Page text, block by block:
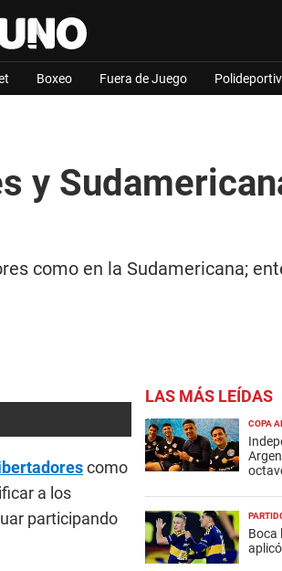
Boxeo Fuera de Juego
y
como en la Sudamericana;
como
a los
participando
LAS MÁS LEÍDAS
COPA
Boca